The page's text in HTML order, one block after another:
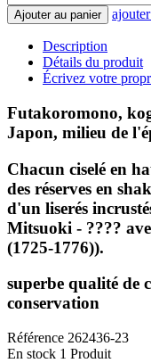
Ajouter au panier
Description
Détails du produit
Écrivez votre
Futakoromono,
Japon, milieu de
Chacun ciselé en
des réserves en
d'un liserés
Mitsuoki - ????
(1725-1776)).
superbe qualité de
conservation
Référence 262436-23
En stock 1 Produit